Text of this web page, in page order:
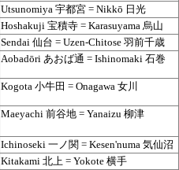
Utsunomiya 宇都宮 = Nikkō 日光
Hoshakuji 宝積寺 = Karasuyama 烏山
Sendai 仙台 = Uzen-Chitose 羽前千歳
Aobadōri あおば通 = Ishinomaki 石巻
Kogota 小牛田 = Onagawa 女川
Maeyachi 前谷地 = Yanaizu 柳津
Ichinoseki 一ノ関 = Kesen'numa 気仙沼
Kitakami 北上 = Yokote 横手